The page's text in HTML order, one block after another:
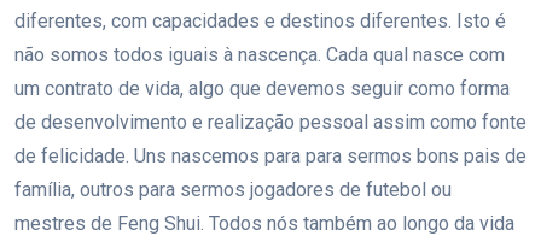
diferentes, com capacidades e destinos diferentes. Isto é
não somos todos iguais à nascença. Cada qual nasce com
um contrato de vida, algo que devemos seguir como forma
de desenvolvimento e realização pessoal assim como fonte
de felicidade. Uns nascemos para para sermos bons pais de
família, outros para sermos jogadores de futebol ou
mestres de Feng Shui. Todos nós também ao longo da vida